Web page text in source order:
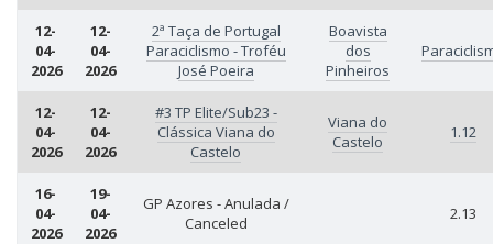
12-
04-
2026
12-
04-
2026
2ª Taça de Portugal
Paraciclismo - Troféu
José Poeira
Boavista
dos
Pinheiros
12-
04-
2026
12-
04-
2026
#3 TP Elite/Sub23 -
Clássica Viana do
Castelo
Viana do
Castelo
1.12
16-
04-
2026
19-
04-
2026
GP Azores - Anulada /
Canceled
2.13